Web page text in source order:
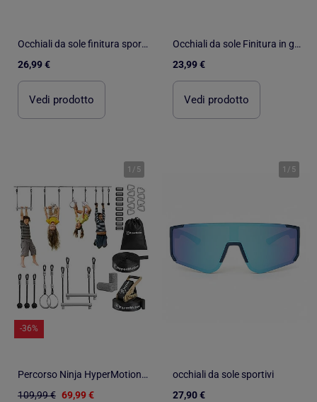
Occhiali da sole finitura sportiva in gomma, lenti polarizzate unisex adulto Isotoner
26,99 €
Vedi prodotto
Occhiali da sole Finitura in gomma sportiva, lenti polarizzate uomo Isotoner
23,99 €
Vedi prodotto
1 / 5
-36%
Percorso Ninja HyperMotion per bambini con slackline e 7 ostacoli da giardino
109,99 € 69,99 €
1 / 5
occhiali da sole sportivi
27,90 €